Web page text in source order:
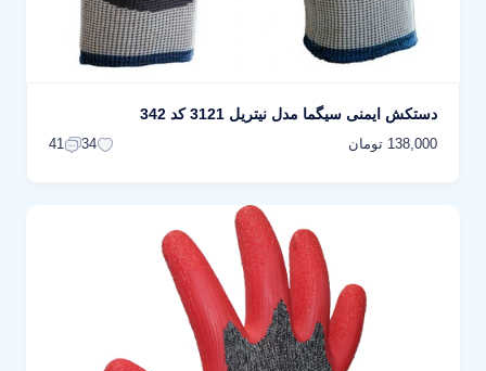
دستکش ایمنی سیگما مدل نیتریل 3121 کد 342
138,000 تومان 34
41